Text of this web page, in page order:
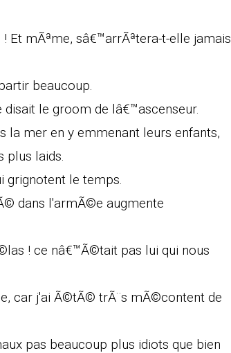
Et mÃªme, sâ€™arrÃªtera-t-elle jamais
beaucoup.
le groom de lâ€™ascenseur.
la mer en y emmenant leurs enfants,
plus laids.
grignotent le temps.
dans l'armÃ©e augmente
! ce nâ€™Ã©tait pas lui qui nous
car j'ai Ã©tÃ© trÃ¨s mÃ©content de
pas beaucoup plus idiots que bien